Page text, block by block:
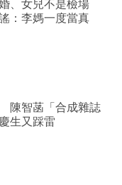
、女兒不是檢場
：李媽一度當真
陳智菡「合成雜誌
生又踩雷